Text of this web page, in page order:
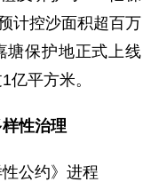
计控沙面积超百万
塘保护地正式上线
亿平方米。
性治理
公约》进程